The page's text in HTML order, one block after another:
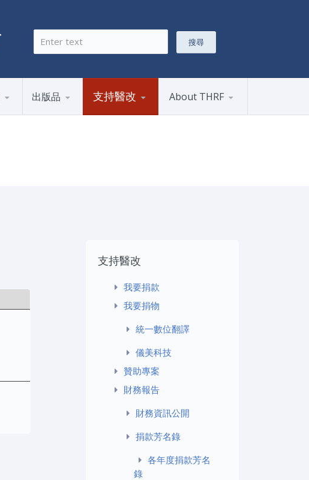
搜尋表單
搜尋
出版品 支持醫改 About THRF
支持醫改
我要捐款
我要捐物
統一數位翻譯
儀美科技
贊助專案
財務報告
財務資訊公開
捐款芳名錄
各年度捐款芳名
錄